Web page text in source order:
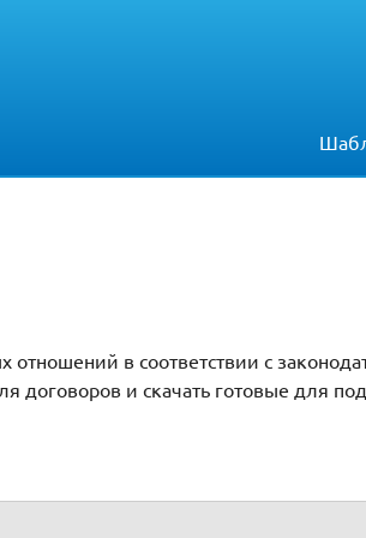
в соответствии с
договоров и скачать готовые для